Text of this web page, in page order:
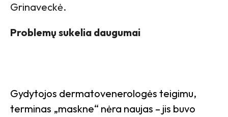
Grinaveckė.
Problemų sukelia daugumai
Gydytojos dermatovenerologės teigimu,
terminas „maskne“ nėra naujas – jis buvo